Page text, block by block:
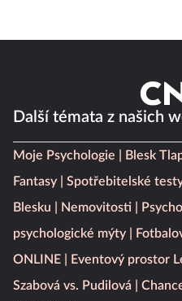
Další témata z našich
Moje Psychologie Blesk
Fantasy
Spotřebitelské
Blesku
Nemovitosti
psychologické mýty
ONLINE
Eventový prostor
Szabová vs. Pudilová